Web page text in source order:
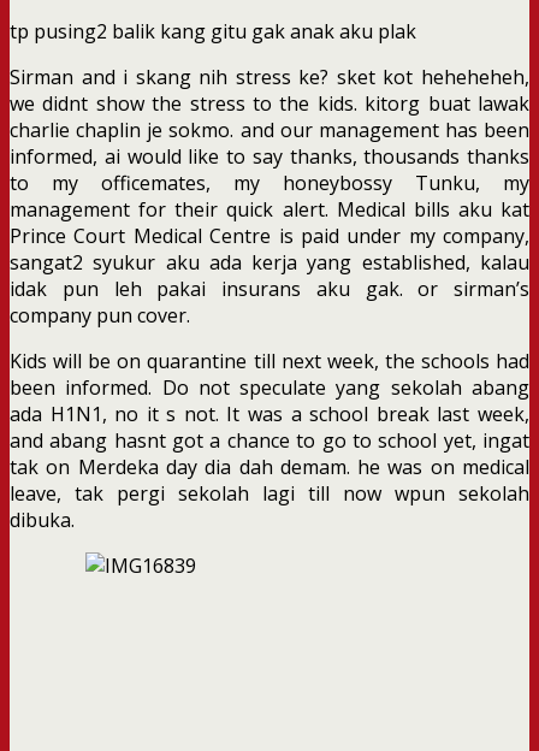
tp pusing2 balik kang gitu gak anak aku plak
Sirman and i skang nih stress ke? sket kot heheheheh,
we didnt show the stress to the kids. kitorg buat lawak
charlie chaplin je sokmo. and our management has been
informed, ai would like to say thanks, thousands thanks
to my officemates, my honeybossy Tunku, my
management for their quick alert. Medical bills aku kat
Prince Court Medical Centre is paid under my company,
sangat2 syukur aku ada kerja yang established, kalau
idak pun leh pakai insurans aku gak. or sirman’s
company pun cover.
Kids will be on quarantine till next week, the schools had
been informed. Do not speculate yang sekolah abang
ada H1N1, no it s not. It was a school break last week,
and abang hasnt got a chance to go to school yet, ingat
tak on Merdeka day dia dah demam. he was on medical
leave, tak pergi sekolah lagi till now wpun sekolah
dibuka.